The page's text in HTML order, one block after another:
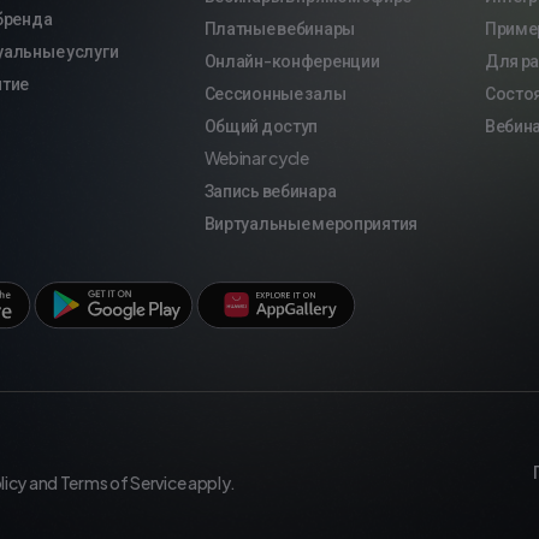
услуги
Платные вебинары
Онлайн-конференции
Сессионные залы
Общий доступ
Webinar cycle
Запись вебинара
Виртуальные мероприятия
Для
and Terms of Serviceapply.